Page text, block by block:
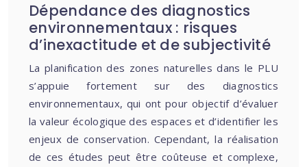
Dépendance des diagnostics
environnementaux : risques
d’inexactitude et de subjectivité
La planification des zones naturelles dans le PLU
s’appuie fortement sur des diagnostics
environnementaux, qui ont pour objectif d’évaluer
la valeur écologique des espaces et d’identifier les
enjeux de conservation. Cependant, la réalisation
de ces études peut être coûteuse et complexe,